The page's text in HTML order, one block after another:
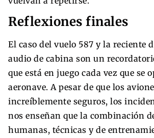
Reflexiones finales
El caso del vuelo 587 y la reciente
audio de cabina son un
que está en juego cada vez que se
aeronave. A pesar de que los
increíblemente seguros, los
nos enseñan que la combinación
humanas, técnicas y de